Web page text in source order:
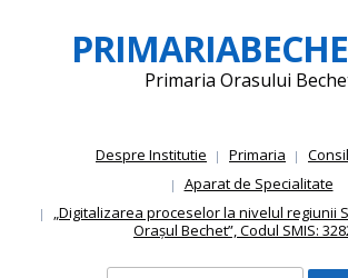
to
content
Primaria Orasului
Despre Institutie Primaria
Aparat de Specialitate
„Digitalizarea proceselor la nivelul regiunii
Orașul Bechet”, Codul SMIS: